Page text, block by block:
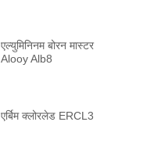
एल्युमिनिनम बोरन मास्टर
Alooy Alb8
एर्बिम क्लोरलेड ERCL3